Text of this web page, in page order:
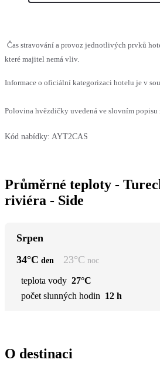
Čas stravování a provoz jednotlivých prvků
které majitel nemá vliv.
Informace o oficiální kategorizaci hotelu je v
Polovina hvězdičky uvedená ve slovním
Kód nabídky: AYT2CAS
Průměrné teploty -
riviéra - Side
Srpen
34°C den 23°C noc
teplota vody 27°C
počet slunných hodin 12 h
O destinaci